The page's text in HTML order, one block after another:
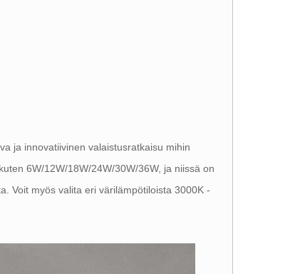
ja innovatiivinen valaistusratkaisu mihin
6W/12W/18W/24W/30W/36W, ja niissä on
Voit myös valita eri värilämpötiloista 3000K -